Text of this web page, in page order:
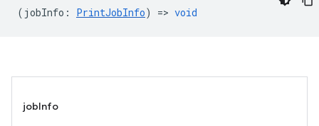
( jobInfo : PrintJobInfo) => void
jobInfo